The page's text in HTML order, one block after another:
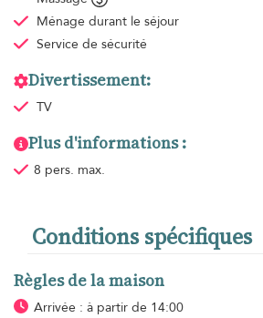
Ménage durant le séjour
Service de sécurité
Divertissement:
TV
Plus d'informations :
8 pers. max.
Conditions spécifiques
Règles de la maison
Arrivée : à partir de 14:00